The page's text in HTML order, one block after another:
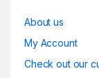
About us
My Account
Check out our